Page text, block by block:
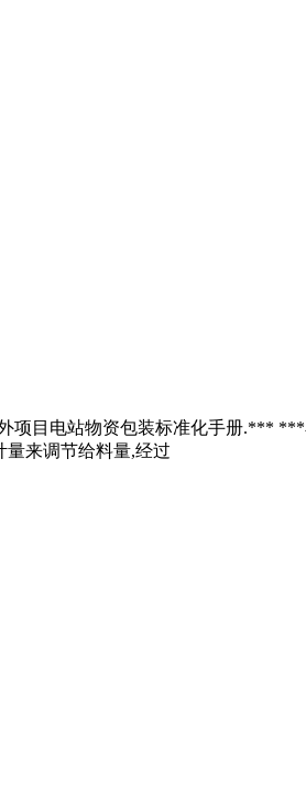
项目电站物资包装标准化手册.***
量来调节给料量,经过